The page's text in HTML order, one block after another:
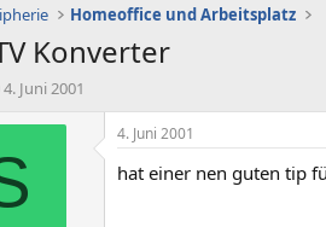
Homeoffice und Arbeitsplatz
Konverter
E
s
t
e
4. Juni 2001
4. Juni 2001
hat einer nen guten tip